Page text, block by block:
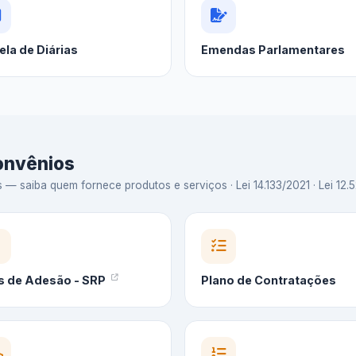
de Diárias Emendas Parlamentares
quem fornece produtos e serviços · Lei 14.133/2021 · Lei
de Adesão - SRP Plano de Contratações